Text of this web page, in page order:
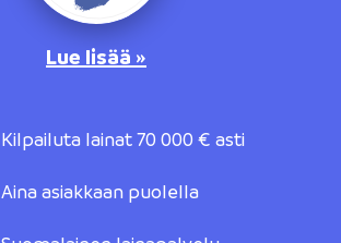
Lue lisää »
Kilpailuta lainat 70 000 € asti
Aina asiakkaan puolella